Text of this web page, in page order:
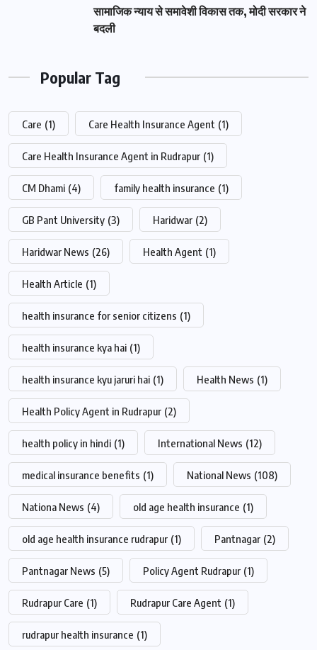
सामाजिक न्याय से समावेशी विकास तक, मोदी सरकार ने
बदली
Popular Tag
Care (1) Care Health Insurance Agent (1)
Care Health Insurance Agent in Rudrapur (1)
CM Dhami (4) family health insurance (1)
GB Pant University (3) Haridwar (2)
Haridwar News (26) Health Agent (1)
Health Article (1)
health insurance for senior citizens (1)
health insurance kya hai (1)
health insurance kyu jaruri hai (1) Health News (1)
Health Policy Agent in Rudrapur (2)
health policy in hindi (1) International News (12)
medical insurance benefits (1) National News (108)
Nationa News (4) old age health insurance (1)
old age health insurance rudrapur (1) Pantnagar (2)
Pantnagar News (5) Policy Agent Rudrapur (1)
Rudrapur Care (1) Rudrapur Care Agent (1)
rudrapur health insurance (1)